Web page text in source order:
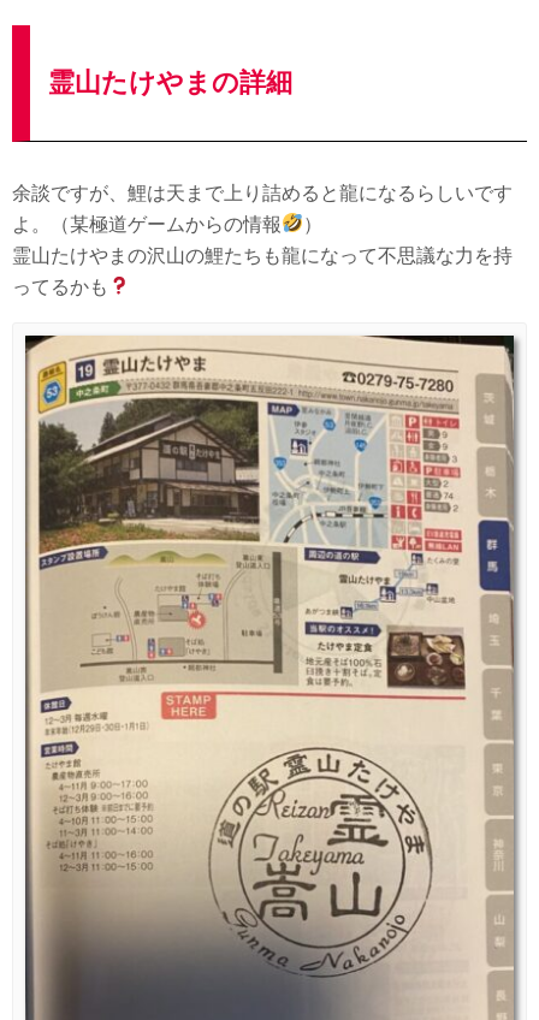
霊山たけやまの詳細
余談ですが、鯉は天まで上り詰めると龍になるらしいです
よ。（某極道ゲームからの情報
）
霊山たけやまの沢山の鯉たちも龍になって不思議な力を持
ってるかも